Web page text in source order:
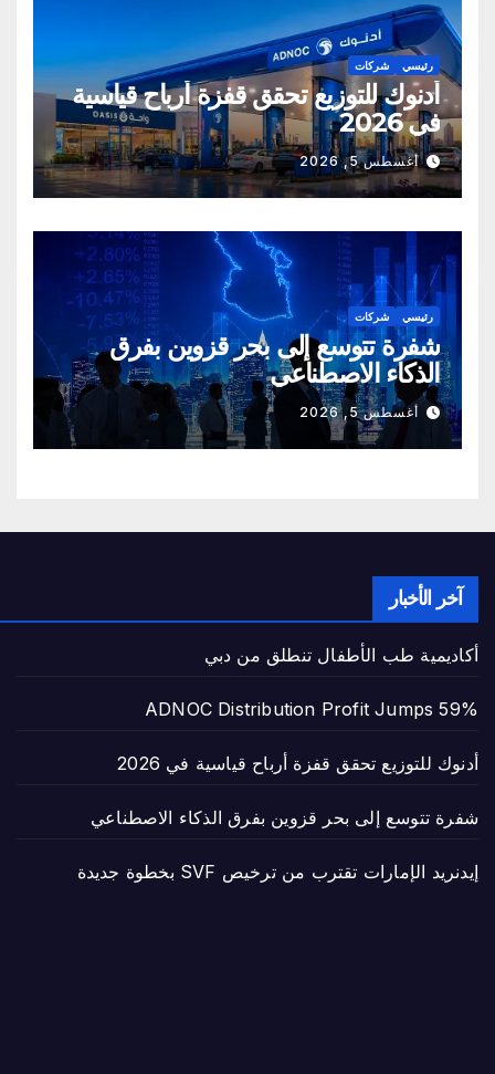
رئيسي شركات
أدنوك للتوزيع تحقق قفزة أرباح قياسية
في 2026
أغسطس 5, 2026
رئيسي شركات
شفرة تتوسع إلى بحر قزوين بفرق
الذكاء الاصطناعي
أغسطس 5, 2026
آخر الأخبار
أكاديمية طب الأطفال تنطلق من دبي
ADNOC Distribution Profit Jumps 59%
أدنوك للتوزيع تحقق قفزة أرباح قياسية في 2026
شفرة تتوسع إلى بحر قزوين بفرق الذكاء الاصطناعي
إيدنريد الإمارات تقترب من ترخيص SVF بخطوة جديدة